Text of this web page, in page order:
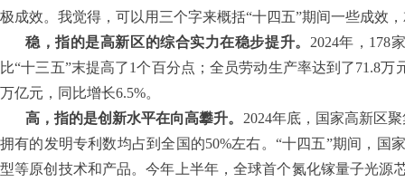
极成效。我觉得，可以用三个字来概括“十四五”期间一些成效
稳，指的是高新区的综合实力在稳步提升。 2024年，178
比“十三五”末提高了1个百分点；全员劳动生产率达到了71.8
万亿元，同比增长6.5%。
高，指的是创新水平在向高攀升。 2024年底，国家高新区
拥有的发明专利数均占到全国的50%左右。“十四五”期间，
型等原创技术和产品。今年上半年，全球首个氮化镓量子光